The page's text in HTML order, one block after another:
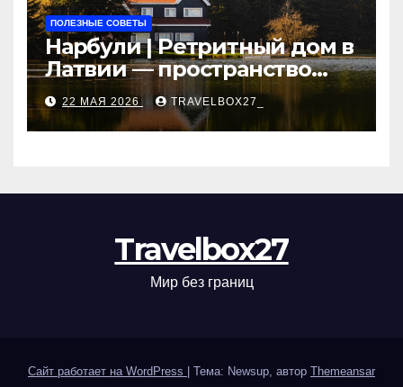
ПОЛЕЗНЫЕ СОВЕТЫ
Нарбули | Ретритный дом в
Латвии — пространство
для саморазвития и
восстановления
22 МАЯ 2026 TRAVELBOX27_
Travelbox27
Мир без границ
Сайт работает на WordPress Тема: Newsup, автор Themeansar